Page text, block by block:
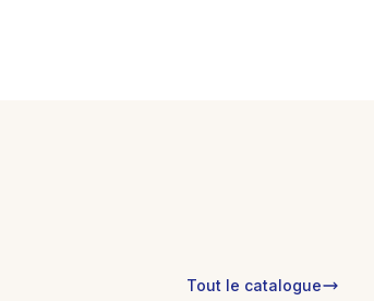
Tout le catalogue